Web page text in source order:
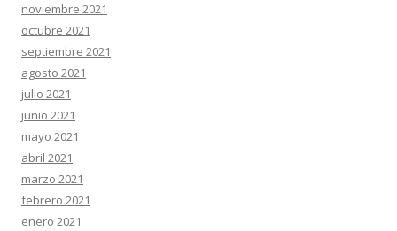
noviembre 2021
octubre 2021
septiembre 2021
agosto 2021
julio 2021
junio 2021
mayo 2021
abril 2021
marzo 2021
febrero 2021
enero 2021